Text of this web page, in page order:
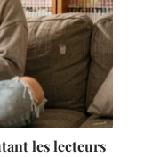
les lecteurs